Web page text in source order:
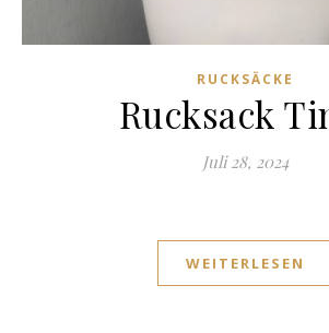
RUCKSÄCKE
Rucksack
Juli 28, 2024
WEITERLESEN